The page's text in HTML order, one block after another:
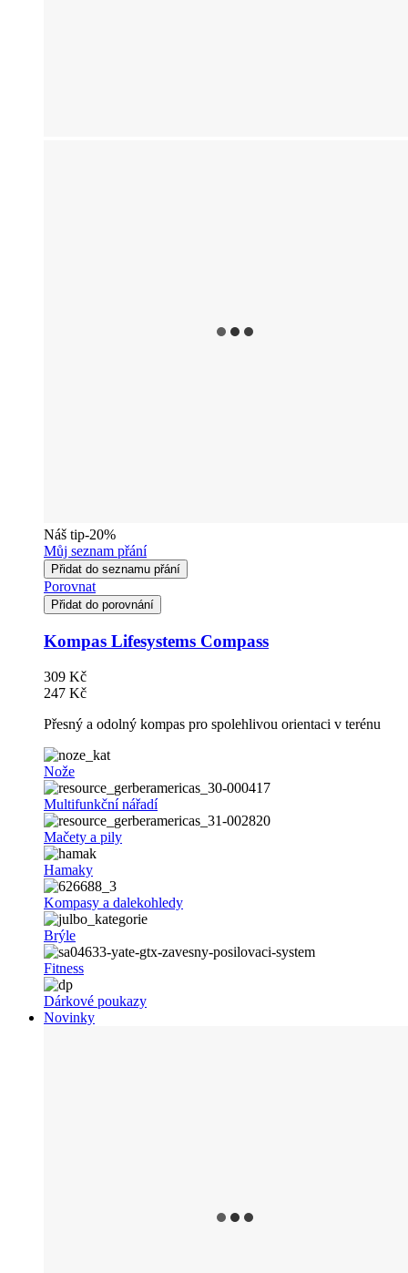
Náš tip-20%
Můj seznam přání
Přidat do seznamu přání
Porovnat
Přidat do porovnání
Kompas Lifesystems Compass
309 Kč
247 Kč
Přesný a odolný kompas pro spolehlivou orientaci v terénu
Nože
Multifunkční nářadí
Mačety a pily
Hamaky
Kompasy a dalekohledy
Brýle
Fitness
Dárkové poukazy
Novinky